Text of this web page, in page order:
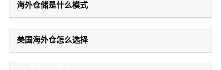
海外仓储是什么模式
美国海外仓怎么选择